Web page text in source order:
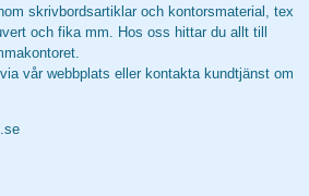
skrivbordsartiklar och kontorsmaterial, tex
och fika mm. Hos oss hittar du allt till
vår webbplats eller kontakta kundtjänst om